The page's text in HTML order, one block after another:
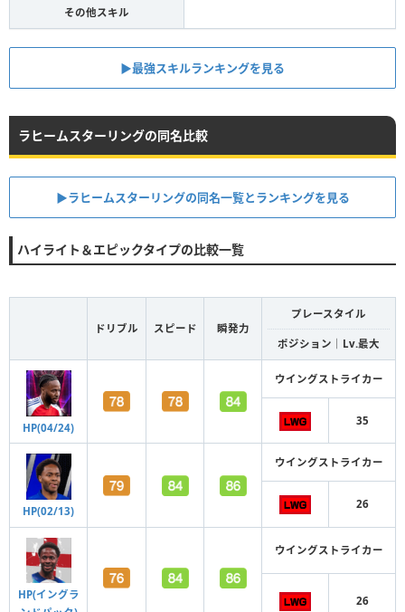
その他スキル
▶︎最強スキルランキングを見る
ラヒームスターリングの同名比較
▶︎ラヒームスターリングの同名一覧とランキングを見る
ハイライト＆エピックタイプの比較一覧
ドリブル スピード 瞬発力
プレースタイル
ポジション｜Lv.最大
HP(04/24)
ウイングストライカー
35
HP(02/13)
ウイングストライカー
26
HP(イングラ
ウイングストライカー
26